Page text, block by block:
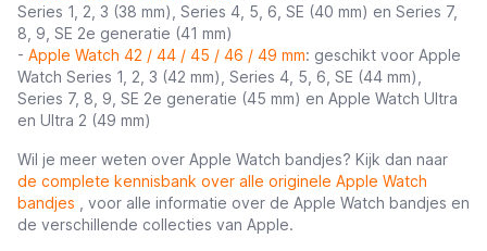
Series 1, 2, 3 (38 mm), Series 4, 5, 6, SE (40 mm) en Series 7,
8, 9, SE 2e generatie (41 mm)
- Apple Watch 42 / 44 / 45 / 46 / 49 mm: geschikt voor Apple
Watch Series 1, 2, 3 (42 mm), Series 4, 5, 6, SE (44 mm),
Series 7, 8, 9, SE 2e generatie (45 mm) en Apple Watch Ultra
en Ultra 2 (49 mm)
Wil je meer weten over Apple Watch bandjes? Kijk dan naar
de complete kennisbank over alle originele Apple Watch
bandjes
, voor alle informatie over de Apple Watch bandjes en
de verschillende collecties van Apple.